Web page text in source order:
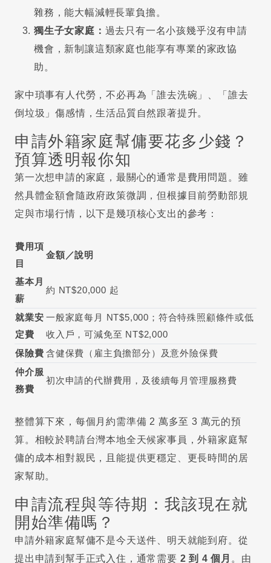
雜務，能大幅減輕長輩負擔。
獨生子女家庭： 過去只有一名小孩幾乎沒有申請
機會，新制讓這類家庭也能享有專業的家政協
助。
家中瑣事有人代勞，不必再為「誰去洗碗」、「誰去
倒垃圾」傷感情，生活品質自然跟著提升。
申請外籍家庭幫傭要花多少錢？
預算透明報你知
第一次想申請的家庭，最關心的通常是費用問題。雖
然具體金額會隨政府政策微調，但根據目前勞動部規
定與市場行情，以下是幾項核心支出的參考：
費用項
目
金額／說明
基本月
薪
約 NT$20,000 起
就業安
定費
一般家庭每月 NT$5,000；符合特殊照顧條件或低
收入戶，可減免至 NT$2,000
保險費 含健保費（雇主負擔部分）及意外險保費
仲介服
務費
初次申請的代辦費用，及後續每月管理服務費
整體算下來，每個月約需準備 2 萬多至 3 萬元的預
算。相較於聘請台灣本地全天候家事員，外籍家庭幫
傭的成本相對親民，且能提供更穩定、更長時間的居
家幫助。
申請流程與等待期：我該現在就
開始準備嗎？
申請外籍家庭幫傭不是今天送件、明天就能到府。從
提出申請到幫手正式入住，通常需要 2 到 4 個月 。由